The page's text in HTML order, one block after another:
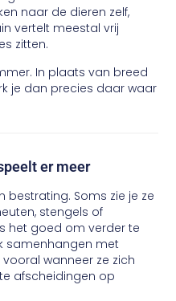
naar de dieren zelf,
vertelt meestal vrij
zitten.
In plaats van breed
je dan precies daar waar
er meer
bestrating. Soms zie je ze
stengels of
het goed om verder te
samenhangen met
wanneer ze zich
afscheidingen op